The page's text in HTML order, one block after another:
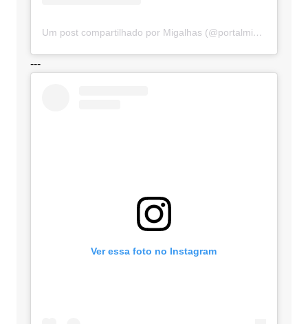
Um post compartilhado por Migalhas (@portalmigalhas)
---
Ver essa foto no Instagram